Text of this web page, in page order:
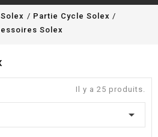
Partie Cycle Solex
Solex
Il y a 25 produits.
